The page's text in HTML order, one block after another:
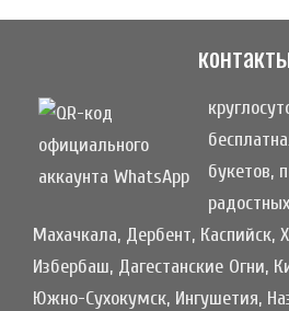
букетов,
Махачкала, Дербент, Каспийск,
Избербаш, Дагестанские Огни,
Южно-Сухокумск, Ингушетия,